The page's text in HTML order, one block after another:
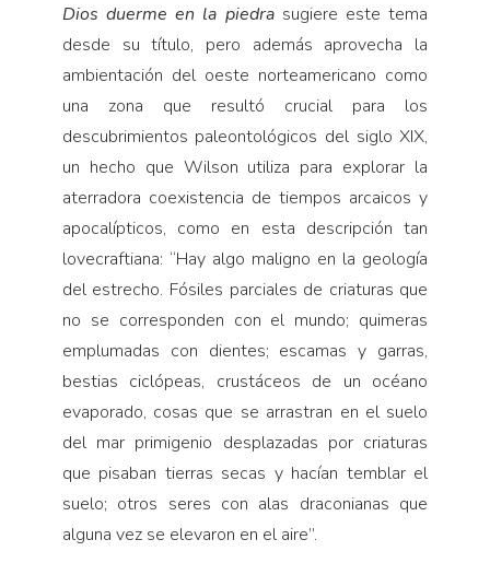
Dios duerme en la piedra sugiere este tema
desde su título, pero además aprovecha la
ambientación del oeste norteamericano como
una zona que resultó crucial para los
descubrimientos paleontológicos del siglo XIX,
un hecho que Wilson utiliza para explorar la
aterradora coexistencia de tiempos arcaicos y
apocalípticos, como en esta descripción tan
lovecraftiana: “Hay algo maligno en la geología
del estrecho. Fósiles parciales de criaturas que
no se corresponden con el mundo; quimeras
emplumadas con dientes; escamas y garras,
bestias ciclópeas, crustáceos de un océano
evaporado, cosas que se arrastran en el suelo
del mar primigenio desplazadas por criaturas
que pisaban tierras secas y hacían temblar el
suelo; otros seres con alas draconianas que
alguna vez se elevaron en el aire”.